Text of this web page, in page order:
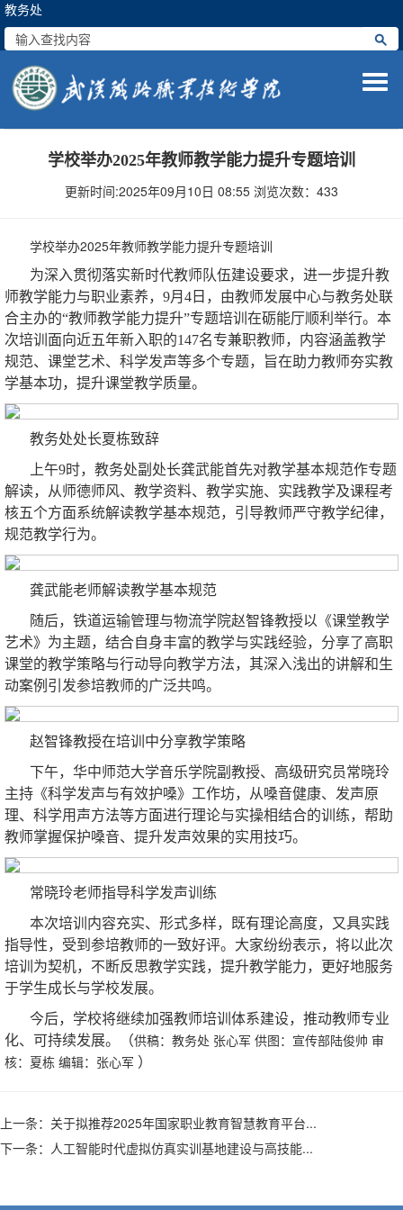
教务处
学校举办2025年教师教学能力提升专题培训
更新时间:2025年09月10日 08:55 浏览次数： 433
学校举办2025年教师教学能力提升专题培训
为深入贯彻落实新时代教师队伍建设要求，进一步提升教
师教学能力与职业素养，9月4日，由教师发展中心与教务处联
合主办的“教师教学能力提升”专题培训在砺能厅顺利举行。本
次培训面向近五年新入职的147名专兼职教师，内容涵盖教学
规范、课堂艺术、科学发声等多个专题，旨在助力教师夯实教
学基本功，提升课堂教学质量。
教务处处长夏栋致辞
上午9时，教务处副处长龚武能首先对教学基本规范作专题
解读，从师德师风、教学资料、教学实施、实践教学及课程考
核五个方面系统解读教学基本规范，引导教师严守教学纪律，
规范教学行为。
龚武能老师解读教学基本规范
随后，铁道运输管理与物流学院赵智锋教授以《课堂教学
艺术》为主题，结合自身丰富的教学与实践经验，分享了高职
课堂的教学策略与行动导向教学方法，其深入浅出的讲解和生
动案例引发参培教师的广泛共鸣。
赵智锋教授在培训中分享教学策略
下午，华中师范大学音乐学院副教授、高级研究员常晓玲
主持《科学发声与有效护嗓》工作坊，从嗓音健康、发声原
理、科学用声方法等方面进行理论与实操相结合的训练，帮助
教师掌握保护嗓音、提升发声效果的实用技巧。
常晓玲老师指导科学发声训练
本次培训内容充实、形式多样，既有理论高度，又具实践
指导性，受到参培教师的一致好评。大家纷纷表示，将以此次
培训为契机，不断反思教学实践，提升教学能力，更好地服务
于学生成长与学校发展。
今后，学校将继续加强教师培训体系建设，推动教师专业
化、可持续发展。（供稿：教务处 张心军 供图：宣传部陆俊帅 审
核：夏栋 编辑：张心军 ）
上一条： 关于拟推荐2025年国家职业教育智慧教育平台...
下一条： 人工智能时代虚拟仿真实训基地建设与高技能...